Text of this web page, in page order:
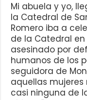
Mi abuela y yo,
la Catedral de
Romero iba a
de la Catedral
asesinado por
humanos de los
seguidora de
aquellas
casi ninguna de